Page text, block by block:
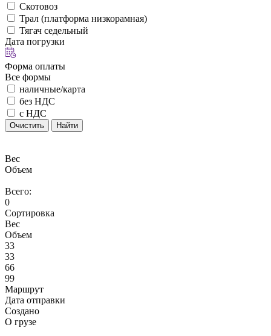
Скотовоз
Трал (платформа низкорамная)
Тягач седельный
Дата погрузки
Форма оплаты
Все формы
наличные/карта
без НДС
с НДС
Очистить Найти
Вес
Объем
Всего:
0
Сортировка
Вес
Объем
33
33
66
99
Маршрут
Дата отправки
Создано
О грузе